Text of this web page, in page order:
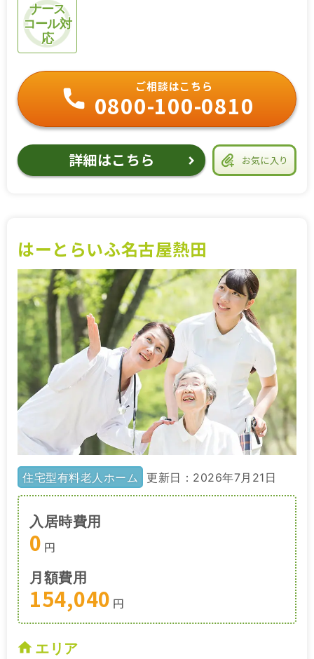
ナース
コール対
応
お気に入り
ご相談はこちら
0800-100-0810
詳細はこちら
はーとらいふ名古屋熱田
住宅型有料老人ホーム 更新日：2026年7月21日
入居時費用
0 円
月額費用
154,040 円
エリア